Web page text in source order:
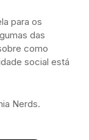
para os
das
como
social está
Nerds.